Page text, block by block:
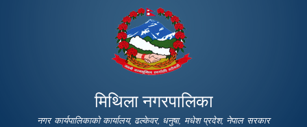
Skip to
main
content
मिथिला नगरपालिका
नगर कार्यपालिकाको कार्यालय, ढल्केवर, धनुषा, मधेश प्रदेश, नेपाल सरकार